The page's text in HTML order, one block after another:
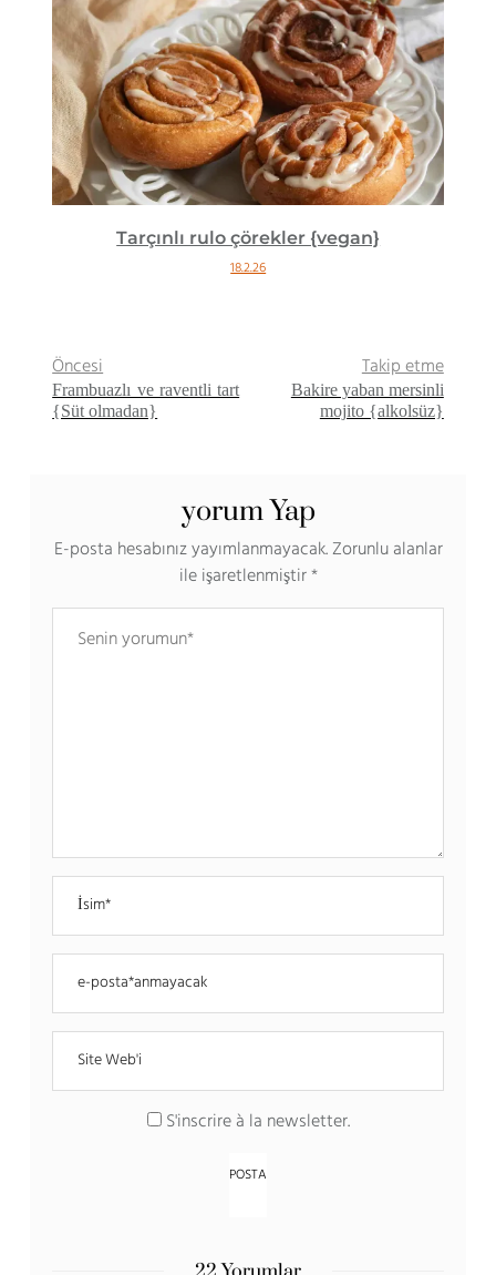
Tarçınlı rulo çörekler {vegan}
18.2.26
Öncesi
Frambuazlı ve raventli tart
{Süt olmadan}
Takip etme
Bakire yaban mersinli
mojito {alkolsüz}
yorum Yap
E-posta hesabınız yayımlanmayacak.Zorunlu alanlar
ile işaretlenmiştir*
S'inscrire à la newsletter.